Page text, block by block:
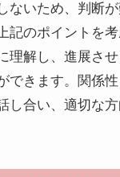
ないため、判断
記のポイントを
理解し、進展さ
できます。関係
し合い、適切な